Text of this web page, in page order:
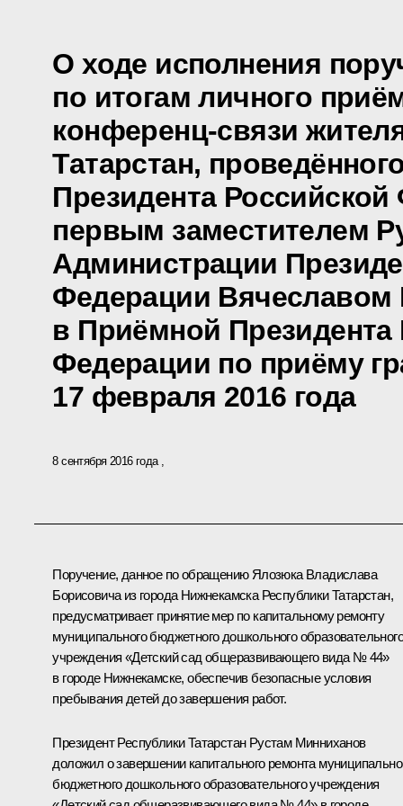
О ходе исполнения
по итогам личного
конференц-связи
Татарстан,
Президента
первым заместителем
Администрации
Федерации
в Приёмной Президента
Федерации по приёму
17 февраля 2016 года
8 сентября 2016 года
Поручение, данное по обращению Ялозюка Владислава
Борисовича из города Нижнекамска Республики Татарстан,
предусматривает принятие мер по капитальному ремонту
муниципального бюджетного дошкольного образовательного
учреждения «Детский сад общеразвивающего вида № 44»
в городе Нижнекамске, обеспечив безопасные условия
пребывания детей до завершения работ.
Президент Республики Татарстан Рустам Минниханов
доложил о завершении капитального ремонта
бюджетного дошкольного образовательного учреждения